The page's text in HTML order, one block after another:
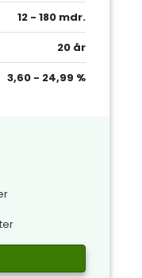
12 - 180 mdr.
20 år
3,60 - 24,99 %